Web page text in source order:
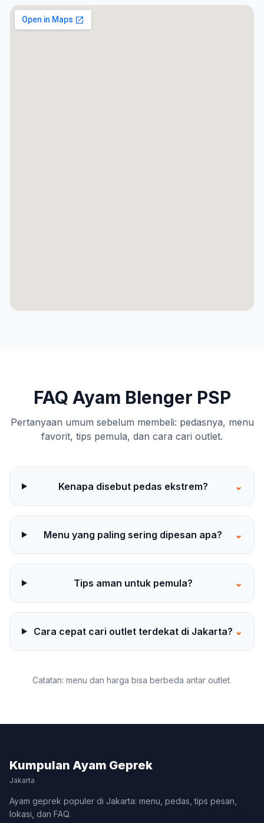
FAQ Ayam Blenger PSP
Pertanyaan umum sebelum membeli: pedasnya, menu
favorit, tips pemula, dan cara cari outlet.
Kenapa disebut pedas ekstrem? ⌄
Menu yang paling sering dipesan apa? ⌄
Tips aman untuk pemula? ⌄
Cara cepat cari outlet terdekat di Jakarta? ⌄
Catatan: menu dan harga bisa berbeda antar outlet.
Kumpulan Ayam Geprek
Jakarta
Ayam geprek populer di Jakarta: menu, pedas, tips pesan,
lokasi, dan FAQ.